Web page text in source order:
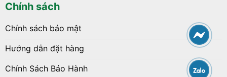
Chính sách
Chính sách bảo mật
Hướng dẫn đặt hàng
Chính Sách Bảo Hành